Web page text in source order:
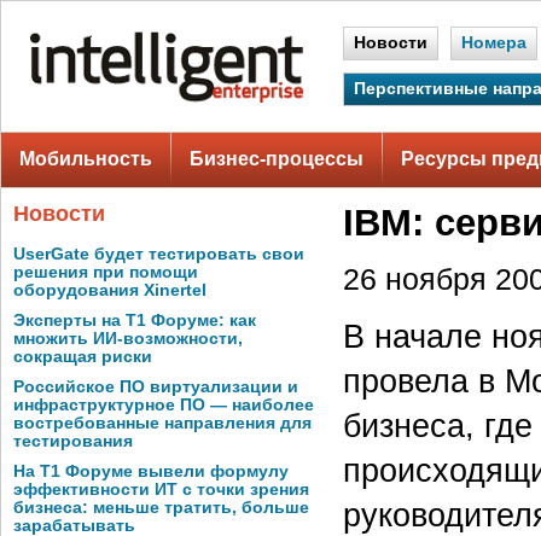
Новости Номера
Перспективные
Мобильность Бизнес-процессы Ресурсы
Новости
UserGate будет тестировать свои
решения при помощи
оборудования Xinertel
Эксперты на Т1 Форуме: как
множить ИИ-возможности,
сокращая риски
Российское ПО виртуализации и
инфраструктурное ПО — наиболее
востребованные направления для
тестирования
На Т1 Форуме вывели формулу
эффективности ИТ с точки зрения
бизнеса: меньше тратить, больше
зарабатывать
IBM:
26 ноября
В начале
провела в
бизнеса,